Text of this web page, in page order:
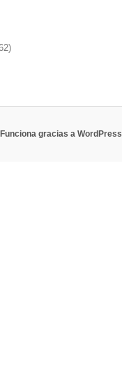
Funciona gracias a WordPress